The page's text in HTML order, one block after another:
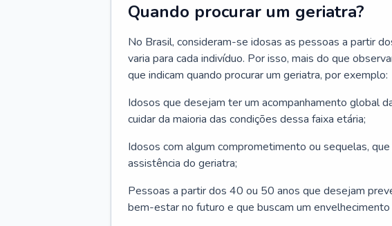
Quando procurar um geriatra?
No Brasil, consideram-se idosas as pessoas a partir
varia para cada indivíduo. Por isso, mais do que
que indicam quando procurar um geriatra, por exemplo:
Idosos que desejam ter um acompanhamento global
cuidar da maioria das condições dessa faixa etária;
Idosos com algum comprometimento ou sequelas,
assistência do geriatra;
Pessoas a partir dos 40 ou 50 anos que desejam
bem-estar no futuro e que buscam um envelhecimento